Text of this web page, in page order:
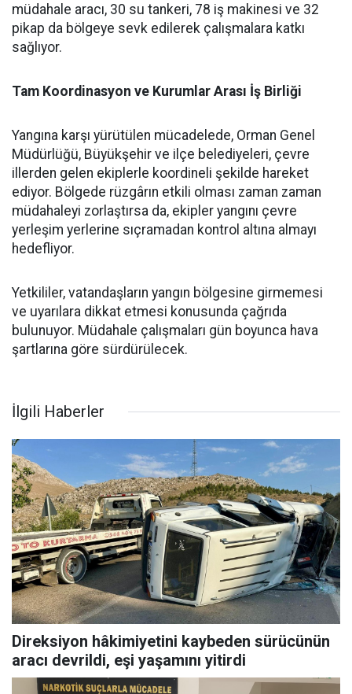
müdahale aracı, 30 su tankeri, 78 iş makinesi ve 32
pikap da bölgeye sevk edilerek çalışmalara katkı
sağlıyor.
Tam Koordinasyon ve Kurumlar Arası İş Birliği
Yangına karşı yürütülen mücadelede, Orman Genel
Müdürlüğü, Büyükşehir ve ilçe belediyeleri, çevre
illerden gelen ekiplerle koordineli şekilde hareket
ediyor. Bölgede rüzgârın etkili olması zaman zaman
müdahaleyi zorlaştırsa da, ekipler yangını çevre
yerleşim yerlerine sıçramadan kontrol altına almayı
hedefliyor.
Yetkililer, vatandaşların yangın bölgesine girmemesi
ve uyarılara dikkat etmesi konusunda çağrıda
bulunuyor. Müdahale çalışmaları gün boyunca hava
şartlarına göre sürdürülecek.
İlgili Haberler
Direksiyon hâkimiyetini kaybeden sürücünün
aracı devrildi, eşi yaşamını yitirdi